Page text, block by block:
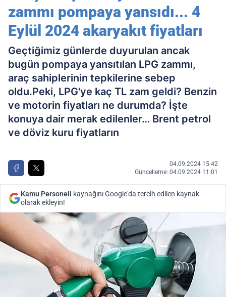
zammı pompaya yansıdı... 4
Eylül 2024 akaryakıt fiyatları
Geçtiğimiz günlerde duyurulan ancak
bugün pompaya yansıtılan LPG zammı,
araç sahiplerinin tepkilerine sebep
oldu.Peki, LPG'ye kaç TL zam geldi? Benzin
ve motorin fiyatları ne durumda? İşte
konuya dair merak edilenler… Brent petrol
ve döviz kuru fiyatların
04.09.2024 15:42
Güncelleme: 04.09.2024 11:01
Kamu Personeli kaynağını Google'da tercih edilen kaynak
olarak ekleyin!